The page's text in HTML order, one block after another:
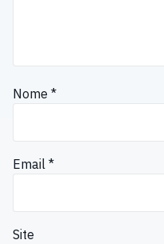
Nome *
Email *
Site